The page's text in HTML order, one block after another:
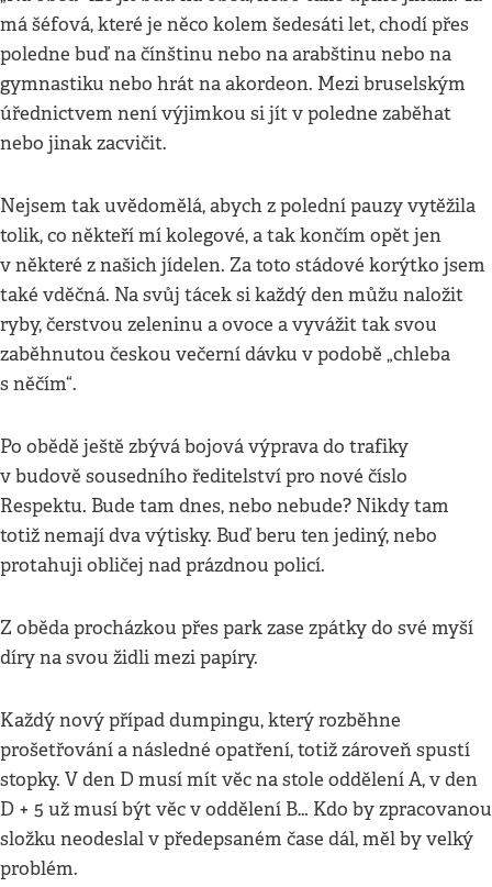
má šéfová, které je něco kolem šedesáti let, chodí přes
poledne buď na čínštinu nebo na arabštinu nebo na
gymnastiku nebo hrát na akordeon. Mezi bruselským
úřednictvem není výjimkou si jít v poledne zaběhat
nebo jinak zacvičit.
Nejsem tak uvědomělá, abych z polední pauzy vytěžila
tolik, co někteří mí kolegové, a tak končím opět jen
v některé z našich jídelen. Za toto stádové korýtko jsem
také vděčná. Na svůj tácek si každý den můžu naložit
ryby, čerstvou zeleninu a ovoce a vyvážit tak svou
zaběhnutou českou večerní dávku v podobě „chleba
s něčím“.
Po obědě ještě zbývá bojová výprava do trafiky
v budově sousedního ředitelství pro nové číslo
Respektu. Bude tam dnes, nebo nebude? Nikdy tam
totiž nemají dva výtisky. Buď beru ten jediný, nebo
protahuji obličej nad prázdnou policí.
Z oběda procházkou přes park zase zpátky do své myší
díry na svou židli mezi papíry.
Každý nový případ dumpingu, který rozběhne
prošetřování a následné opatření, totiž zároveň spustí
stopky. V den D musí mít věc na stole oddělení A, v den
D + 5 už musí být věc v oddělení B… Kdo by zpracovanou
složku neodeslal v předepsaném čase dál, měl by velký
problém.